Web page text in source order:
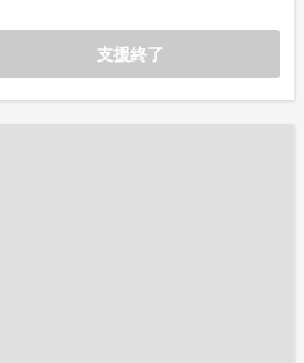
支援終了